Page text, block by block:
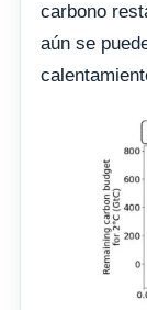
carbono
aún se